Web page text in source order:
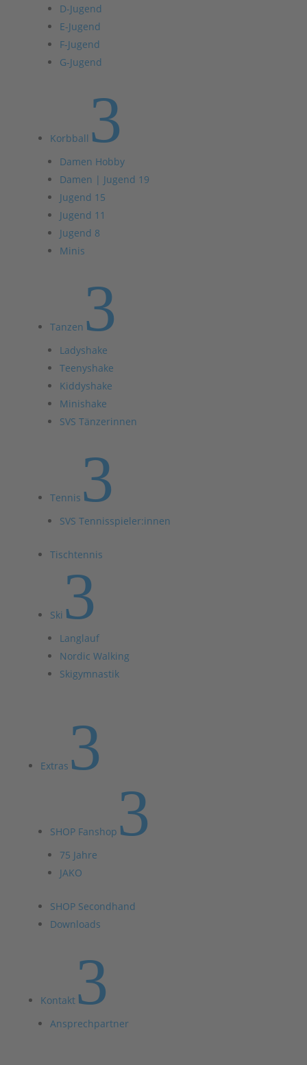
D-Jugend
E-Jugend
F-Jugend
G-Jugend
Korbball 3
Damen Hobby
Damen | Jugend 19
Jugend 15
Jugend 11
Jugend 8
Minis
Tanzen 3
Ladyshake
Teenyshake
Kiddyshake
Minishake
SVS Tänzerinnen
Tennis 3
SVS Tennisspieler:innen
Tischtennis
Ski 3
Langlauf
Nordic Walking
Skigymnastik
Extras 3
SHOP Fanshop 3
75 Jahre
JAKO
SHOP Secondhand
Downloads
Kontakt3
Ansprechpartner